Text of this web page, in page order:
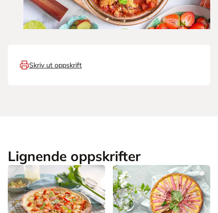
Skriv ut oppskrift
Lignende oppskrifter